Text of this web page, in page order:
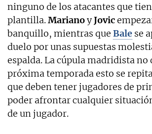
ninguno de los atacantes que
plantilla.MarianoyJovic
banquillo, mientras que Bale se
duelo por unas supuestas
espalda. La cúpula madridista no
próxima temporada esto se
que deben tener jugadores de
poder afrontar cualquier
de un jugador.